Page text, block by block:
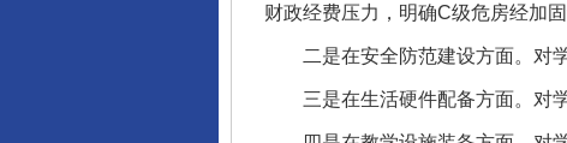
财政经费压力，明确C级危房经加
二是在安全防范建设方面。对学
三是在生活硬件配备方面。对学
千年窑火 生生不息